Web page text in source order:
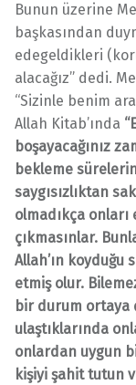
Bunun üzerine
başkasından
edegeldikleri
alacağız” dedi.
“Sizinle benim
Allah Kitab’ında
boşayacağınız
bekleme
saygısızlıktan
olmadıkça
çıkmasınlar.
Allah’ın koyduğu
etmiş olur.
bir durum ortaya
ulaştıklarında
onlardan uygun
kişiyi şahit tutun